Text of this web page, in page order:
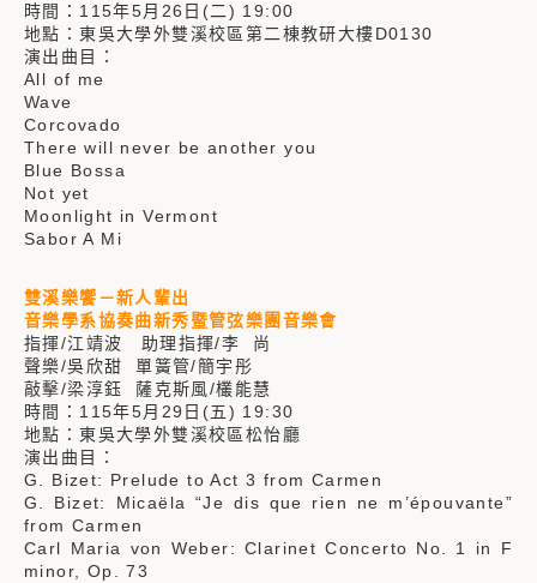
時間：115年5月26日(二) 19:00
地點：東吳大學外雙溪校區第二棟教研大樓D0130
演出曲目：
All of me
Wave
Corcovado
There will never be another you
Blue Bossa
Not yet
Moonlight in Vermont
Sabor A Mi
雙溪樂饗－新人輩出
音樂學系協奏曲新秀暨管弦樂團音樂會
指揮/江靖波 助理指揮/李 尚
聲樂/吳欣甜 單簧管/簡宇彤
敲擊/梁淳鈺 薩克斯風/欉能慧
時間：115年5月29日(五) 19:30
地點：東吳大學外雙溪校區松怡廳
演出曲目：
G. Bizet: Prelude to Act 3 from Carmen
G. Bizet: Micaëla “Je dis que rien ne m’épouvante”
from Carmen
Carl Maria von Weber: Clarinet Concerto No. 1 in F
minor, Op. 73